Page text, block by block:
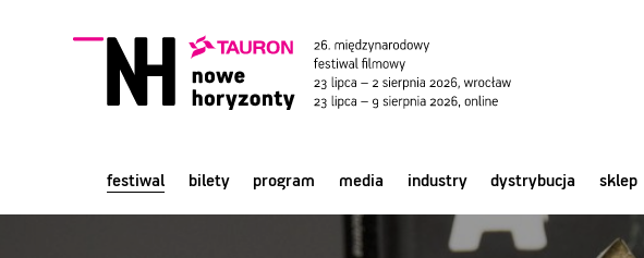
festiwal bilety program media industry dystrybucja sklep